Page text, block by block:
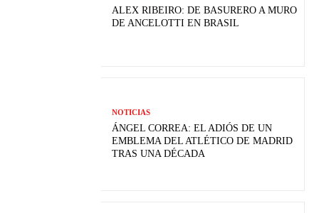
ALEX RIBEIRO: DE BASURERO A MURO
DE ANCELOTTI EN BRASIL
NOTICIAS
ÁNGEL CORREA: EL ADIÓS DE UN
EMBLEMA DEL ATLÉTICO DE MADRID
TRAS UNA DÉCADA